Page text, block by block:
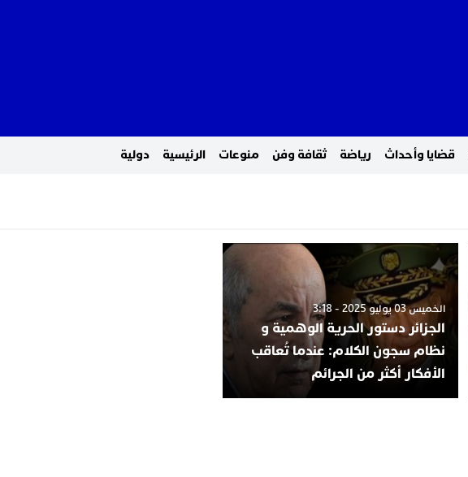
قضايا وأحداث رياضة ثقافة وفن منوعات الرئيسية دولية
الخميس 03 يوليو 2025 - 3:18
الجزائر دستور الحرية الوهمية و
نظام سجون الكلام: عندما تُعاقب
الأفكار أكثر من الجرائم